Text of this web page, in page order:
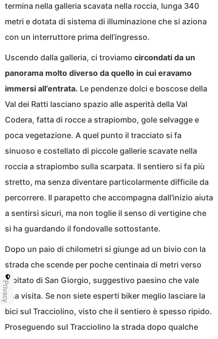
termina nella galleria scavata nella roccia, lunga 340
metri e dotata di sistema di illuminazione che si aziona
con un interruttore prima dell’ingresso.
Uscendo dalla galleria, ci troviamo circondati da un
panorama molto diverso da quello in cui eravamo
immersi all’entrata. Le pendenze dolci e boscose della
Val dei Ratti lasciano spazio alle asperità della Val
Codera, fatta di rocce a strapiombo, gole selvagge e
poca vegetazione. A quel punto il tracciato si fa
sinuoso e costellato di piccole gallerie scavate nella
roccia a strapiombo sulla scarpata. Il sentiero si fa più
stretto, ma senza diventare particolarmente difficile da
percorrere. Il parapetto che accompagna dall’inizio aiuta
a sentirsi sicuri, ma non toglie il senso di vertigine che
si ha guardando il fondovalle sottostante.
Dopo un paio di chilometri si giunge ad un bivio con la
strada che scende per poche centinaia di metri verso
l’abitato di San Giorgio, suggestivo paesino che vale
una visita. Se non siete esperti biker meglio lasciare la
bici sul Tracciolino, visto che il sentiero è spesso ripido.
Proseguendo sul Tracciolino la strada dopo qualche
Privacy